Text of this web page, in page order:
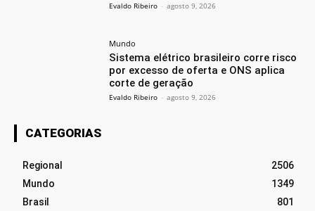
Evaldo Ribeiro - agosto 9, 2026
Mundo
Sistema elétrico brasileiro corre risco
por excesso de oferta e ONS aplica
corte de geração
Evaldo Ribeiro - agosto 9, 2026
CATEGORIAS
Regional
2506
Mundo
1349
Brasil
801